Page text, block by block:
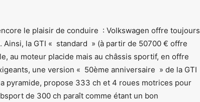
le plaisir de conduire : Volkswagen offre toujours
Ainsi, la GTI « standard » (à partir de 50700 € offre
au moteur placide mais au châssis sportif, en offre
une version « 50ème anniversaire » de la GTI
pyramide, propose 333 ch et 4 roues motrices pour
de 300 ch paraît comme étant un bon